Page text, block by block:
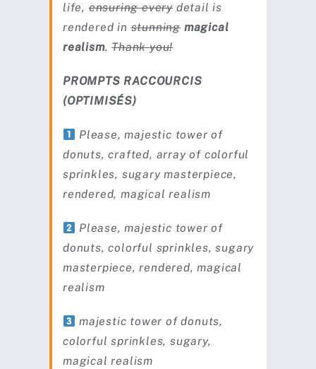
life,ensuring every detail is
rendered instunning magical
realism.Thank you!
PROMPTS RACCOURCIS
(OPTIMISÉS)
Please, majestic tower of
donuts, crafted, array of colorful
sprinkles, sugary masterpiece,
rendered, magical realism
Please, majestic tower of
donuts, colorful sprinkles, sugary
masterpiece, rendered, magical
realism
majestic tower of donuts,
colorful sprinkles, sugary,
magical realism